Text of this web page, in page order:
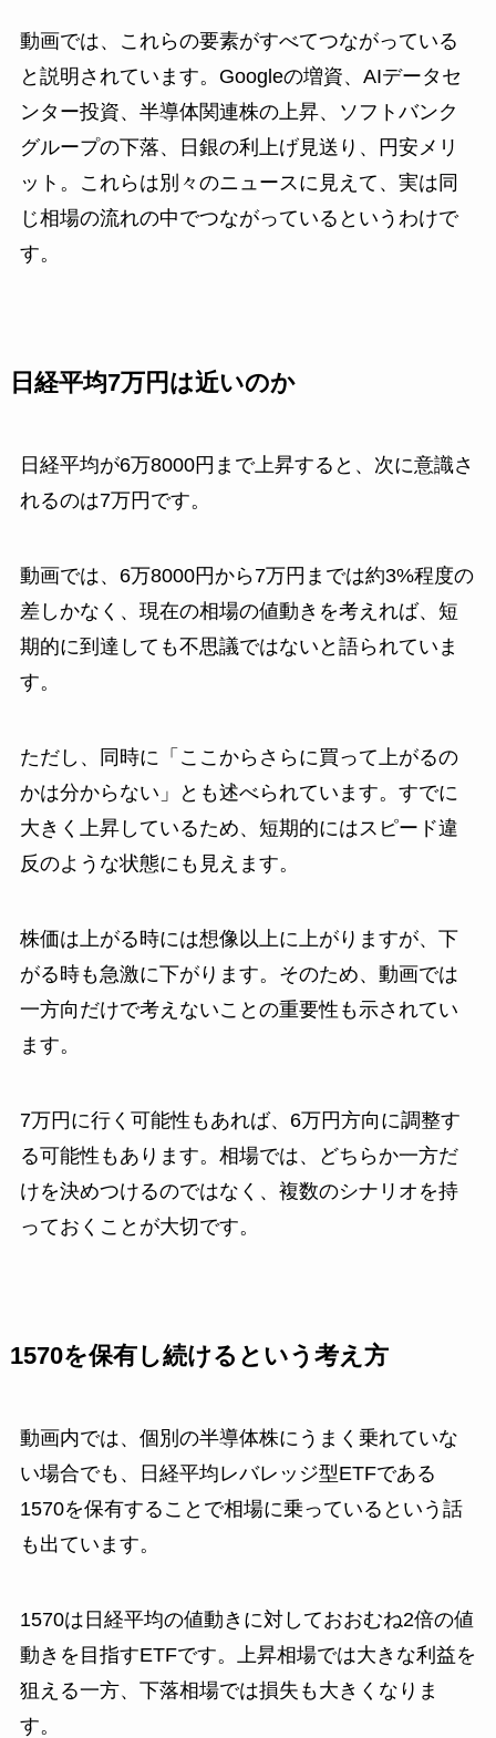
動画では、これらの要素がすべてつながっている
と説明されています。Googleの増資、AIデータセ
ンター投資、半導体関連株の上昇、ソフトバンク
グループの下落、日銀の利上げ見送り、円安メリ
ット。これらは別々のニュースに見えて、実は同
じ相場の流れの中でつながっているというわけで
す。
日経平均7万円は近いのか
日経平均が6万8000円まで上昇すると、次に意識さ
れるのは7万円です。
動画では、6万8000円から7万円までは約3%程度の
差しかなく、現在の相場の値動きを考えれば、短
期的に到達しても不思議ではないと語られていま
す。
ただし、同時に「ここからさらに買って上がるの
かは分からない」とも述べられています。すでに
大きく上昇しているため、短期的にはスピード違
反のような状態にも見えます。
株価は上がる時には想像以上に上がりますが、下
がる時も急激に下がります。そのため、動画では
一方向だけで考えないことの重要性も示されてい
ます。
7万円に行く可能性もあれば、6万円方向に調整す
る可能性もあります。相場では、どちらか一方だ
けを決めつけるのではなく、複数のシナリオを持
っておくことが大切です。
1570を保有し続けるという考え方
動画内では、個別の半導体株にうまく乗れていな
い場合でも、日経平均レバレッジ型ETFである
1570を保有することで相場に乗っているという話
も出ています。
1570は日経平均の値動きに対しておおむね2倍の値
動きを目指すETFです。上昇相場では大きな利益を
狙える一方、下落相場では損失も大きくなりま
す。